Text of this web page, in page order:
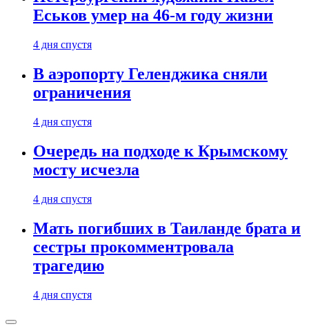
Еськов умер на 46-м году жизни
4 дня спустя
В аэропорту Геленджика сняли
ограничения
4 дня спустя
Очередь на подходе к Крымскому
мосту исчезла
4 дня спустя
Мать погибших в Таиланде брата и
сестры прокомментровала
трагедию
4 дня спустя